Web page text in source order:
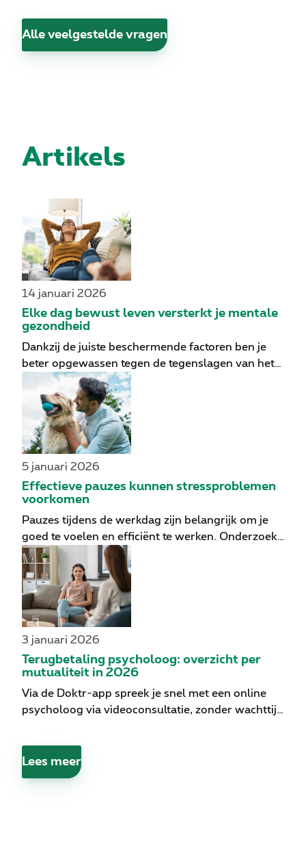
Alle veelgestelde vragen
Artikels
14 januari 2026
Elke dag bewust leven versterkt je mentale
gezondheid
Dankzij de juiste beschermende factoren ben je
beter opgewassen tegen de tegenslagen van het
leven. Hoe je in het dagelijkse leven staat, is van
groot belang. Hier vind je enkele tips voor
alledaagse keuzes die je sterker maken en je beter
beschermen tegen mentale (en lichamelijke)
ziekten.
5 januari 2026
Effectieve pauzes kunnen stressproblemen
voorkomen
Pauzes tijdens de werkdag zijn belangrijk om je
goed te voelen en efficiënt te werken. Onderzoek
toont aan dat sommige pauzes effectiever zijn dan
andere. Hier zijn zes tips om op de best mogelijke
manier pauzes te nemen.
3 januari 2026
Terugbetaling psycholoog: overzicht per
mutualiteit in 2026
Via de Doktr-app spreek je snel met een online
psycholoog via videoconsultatie, zonder wachttijd
terugbetaling voor die sessies. Hieronder vind je
een overzicht van de voorwaarden per mutualiteit
Lees meer